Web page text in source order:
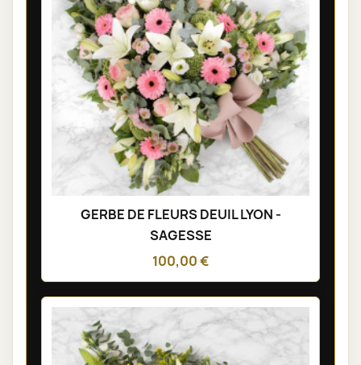
GERBE DE FLEURS DEUIL LYON -
SAGESSE
100,00 €